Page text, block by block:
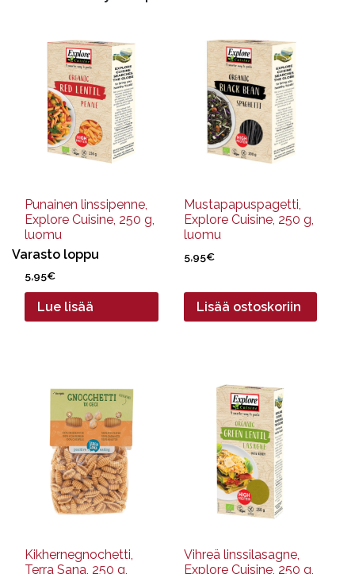
Punainen linssipenne,
Explore Cuisine, 250 g,
luomu
Varasto loppu
5,95€
Lue lisää
Mustapapuspagetti,
Explore Cuisine, 250 g,
luomu
5,95€
Lisää ostoskoriin
Kikhernegnochetti,
Terra Sana, 250 g,
Vihreä linssilasagne,
Explore Cuisine, 250 g,